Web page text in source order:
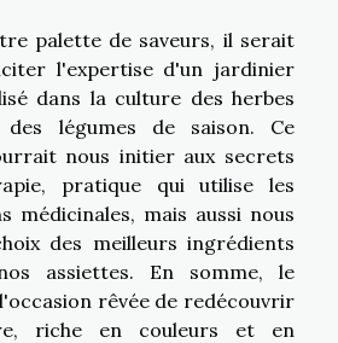
palette de saveurs, il serait
l'expertise d'un jardinier
dans la culture des herbes
légumes de saison. Ce
nous initier aux secrets
pratique qui utilise les
médicinales, mais aussi nous
des meilleurs ingrédients
assiettes. En somme, le
rêvée de redécouvrir
riche en couleurs et en